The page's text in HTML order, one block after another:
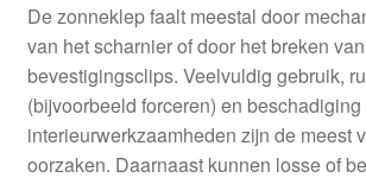
De zonneklep faalt meestal door
van het scharnier of door het breken
bevestigingsclips. Veelvuldig gebruik,
(bijvoorbeeld forceren) en
interieurwerkzaamheden zijn de meest
oorzaken. Daarnaast kunnen losse of